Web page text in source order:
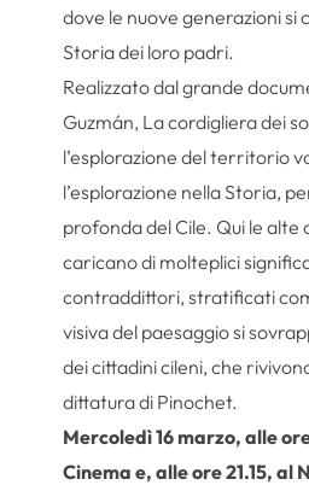
dove le nuove generazioni si
Storia dei loro padri.
Realizzato dal grande
Guzmán, La cordigliera dei
l’esplorazione del territorio
l’esplorazione nella Storia,
profonda del Cile. Qui le alte
caricano di molteplici
contraddittori, stratificati
visiva del paesaggio si
dei cittadini cileni, che
dittatura di Pinochet.
Mercoledì 16 marzo, alle
Cinema e, alle ore 21.15, al